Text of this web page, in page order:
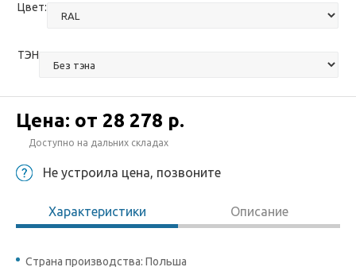
Цвет:
ТЭН
Цена: от 28 278 р.
Доступно на дальних складах
Не устроила цена, позвоните
Характеристики Описание
Страна производства: Польша